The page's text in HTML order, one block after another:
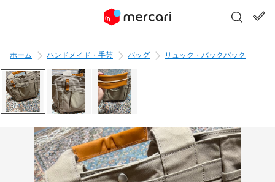
ホーム ハンドメイド・手芸 バッグ リュック・バックパック